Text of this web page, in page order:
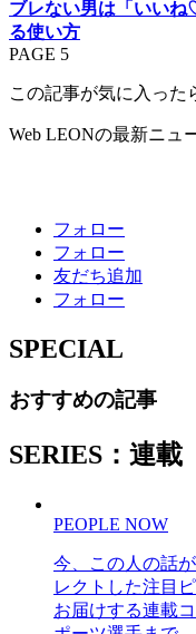
ブレない男は「いい
る使い方
PAGE 5
この記事が気に入った
Web LEONの最新ニュ
フォロー
フォロー
友だち追加
フォロー
SPECIAL
おすすめの記事
SERIES：連載
PEOPLE NOW
今、この人の話
レクトした注目
お届けする連載